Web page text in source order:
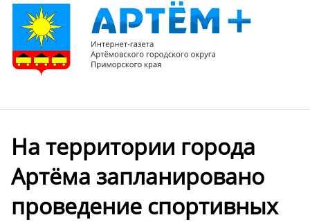
На территории города
Артёма запланировано
проведение спортивных